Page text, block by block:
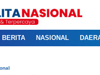
BERITA NASIONAL